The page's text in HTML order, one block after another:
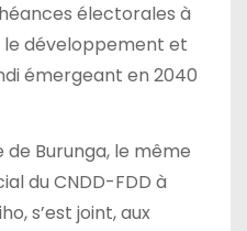
électorales à
le développement et
émergeant en 2040
Burunga, le même
du CNDD-FDD à
s’est joint, aux